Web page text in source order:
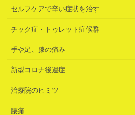
セルフケアで辛い症状を治す
チック症・トゥレット症候群
手や足、膝の痛み
新型コロナ後遺症
治療院のヒミツ
腰痛